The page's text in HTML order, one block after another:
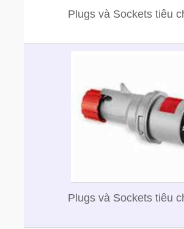
Plugs và Sockets tiêu
Plugs và Sockets tiêu